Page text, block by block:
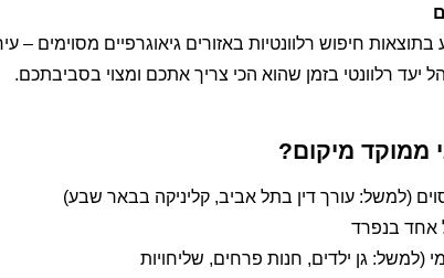
חיפוש רלוונטיות באזורים גיאוגרפיים מסוימים –
יעד רלוונטי בזמן שהוא הכי צריך אתכם ומצוי בסביבתכם.
ממוקד מיקום?
(למשל: עורך דין בתל אביב, קליניקה בבאר שבע)
אחד בנפרד
(למשל: גן ילדים, חנות פרחים, שליחויות